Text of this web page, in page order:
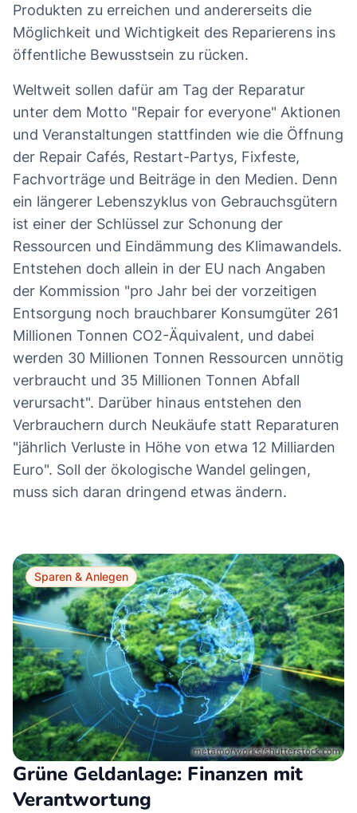
Produkten zu erreichen und andererseits die
Möglichkeit und Wichtigkeit des Reparierens ins
öffentliche Bewusstsein zu rücken.
Weltweit sollen dafür am Tag der Reparatur
unter dem Motto "Repair for everyone" Aktionen
und Veranstaltungen stattfinden wie die Öffnung
der Repair Cafés, Restart-Partys, Fixfeste,
Fachvorträge und Beiträge in den Medien. Denn
ein längerer Lebenszyklus von Gebrauchsgütern
ist einer der Schlüssel zur Schonung der
Ressourcen und Eindämmung des Klimawandels.
Entstehen doch allein in der EU nach Angaben
der Kommission "pro Jahr bei der vorzeitigen
Entsorgung noch brauchbarer Konsumgüter 261
Millionen Tonnen CO2-Äquivalent, und dabei
werden 30 Millionen Tonnen Ressourcen unnötig
verbraucht und 35 Millionen Tonnen Abfall
verursacht". Darüber hinaus entstehen den
Verbrauchern durch Neukäufe statt Reparaturen
"jährlich Verluste in Höhe von etwa 12 Milliarden
Euro". Soll der ökologische Wandel gelingen,
muss sich daran dringend etwas ändern.
Sparen & Anlegen
Grüne Geldanlage: Finanzen mit
Verantwortung